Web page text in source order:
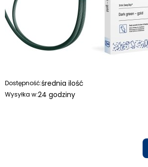
Dostępność:średnia ilość
Wysyłka w:24 godziny